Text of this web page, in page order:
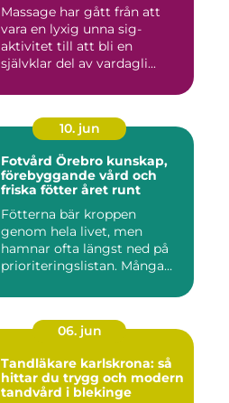
Massage har gått från att
vara en lyxig unna sig-
aktivitet till att bli en
självklar del av vardagli...
10. jun
Fotvård Örebro kunskap,
förebyggande vård och
friska fötter året runt
Fötterna bär kroppen
genom hela livet, men
hamnar ofta längst ned på
prioriteringslistan. Många
06. jun
Tandläkare karlskrona: så
hittar du trygg och modern
tandvård i blekinge